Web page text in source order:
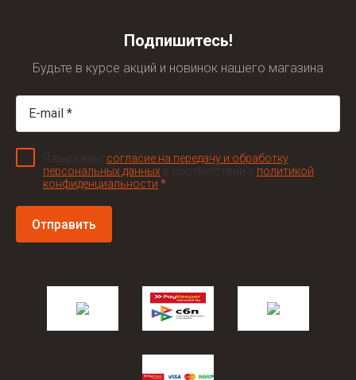
Подпишитесь!
Будьте в курсе акций и новинок нашего магазина
Я выражаю согласие на передачу и обработку
персональных данных в соответствии с политикой
конфиденциальности *
Отправить